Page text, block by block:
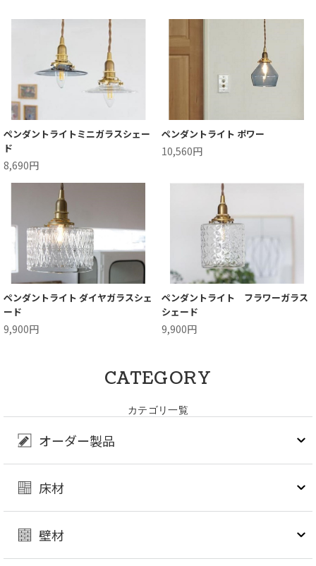
ペンダントライトミニガラスシェー
ド
8,690円
ペンダントライト ポワー
10,560円
ペンダントライト ダイヤガラスシェ
ード
9,900円
ペンダントライト フラワーガラス
シェード
9,900円
CATEGORY
カテゴリ一覧
オーダー製品
床材
壁材